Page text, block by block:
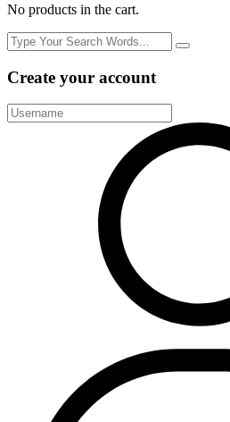
No products in the cart.
Create your account